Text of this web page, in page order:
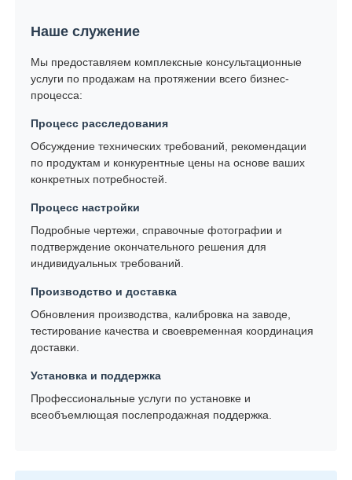
Наше служение
Мы предоставляем комплексные консультационные
услуги по продажам на протяжении всего бизнес-
процесса:
Процесс расследования
Обсуждение технических требований, рекомендации
по продуктам и конкурентные цены на основе ваших
конкретных потребностей.
Процесс настройки
Подробные чертежи, справочные фотографии и
подтверждение окончательного решения для
индивидуальных требований.
Производство и доставка
Обновления производства, калибровка на заводе,
тестирование качества и своевременная координация
доставки.
Установка и поддержка
Профессиональные услуги по установке и
всеобъемлющая послепродажная поддержка.